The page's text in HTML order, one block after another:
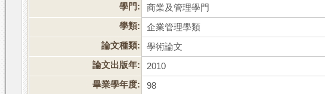
學門:
商業及管理學門
學類:
企業管理學類
論文種類:
學術論文
論文出版年:
2010
畢業學年度:
98